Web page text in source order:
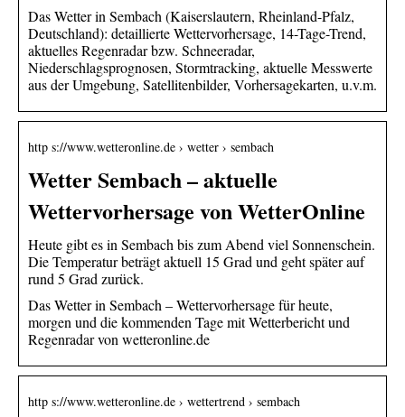
Das Wetter in Sembach (Kaiserslautern, Rheinland-Pfalz,
Deutschland): detaillierte Wettervorhersage, 14-Tage-Trend,
aktuelles Regenradar bzw. Schneeradar,
Niederschlagsprognosen, Stormtracking, aktuelle Messwerte
aus der Umgebung, Satellitenbilder, Vorhersagekarten, u.v.m.
http s://www.wetteronline.de › wetter › sembach
Wetter Sembach – aktuelle
Wettervorhersage von WetterOnline
Heute gibt es in Sembach bis zum Abend viel Sonnenschein.
Die Temperatur beträgt aktuell 15 Grad und geht später auf
rund 5 Grad zurück.
Das Wetter in Sembach – Wettervorhersage für heute,
morgen und die kommenden Tage mit Wetterbericht und
Regenradar von wetteronline.de
http s://www.wetteronline.de › wettertrend › sembach